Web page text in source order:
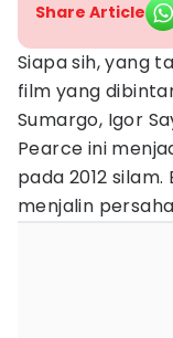
Share Article
Siapa sih, yang
film yang
Sumargo, Igor
Pearce ini
pada 2012
menjalin